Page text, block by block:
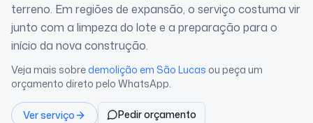
terreno. Em regiões de expansão, o serviço costuma vir
junto com a limpeza do lote e a preparação para o
início da nova construção.
Veja mais sobredemolição em São Lucas ou peça um
orçamento direto pelo WhatsApp.
Ver serviço Pedir orçamento